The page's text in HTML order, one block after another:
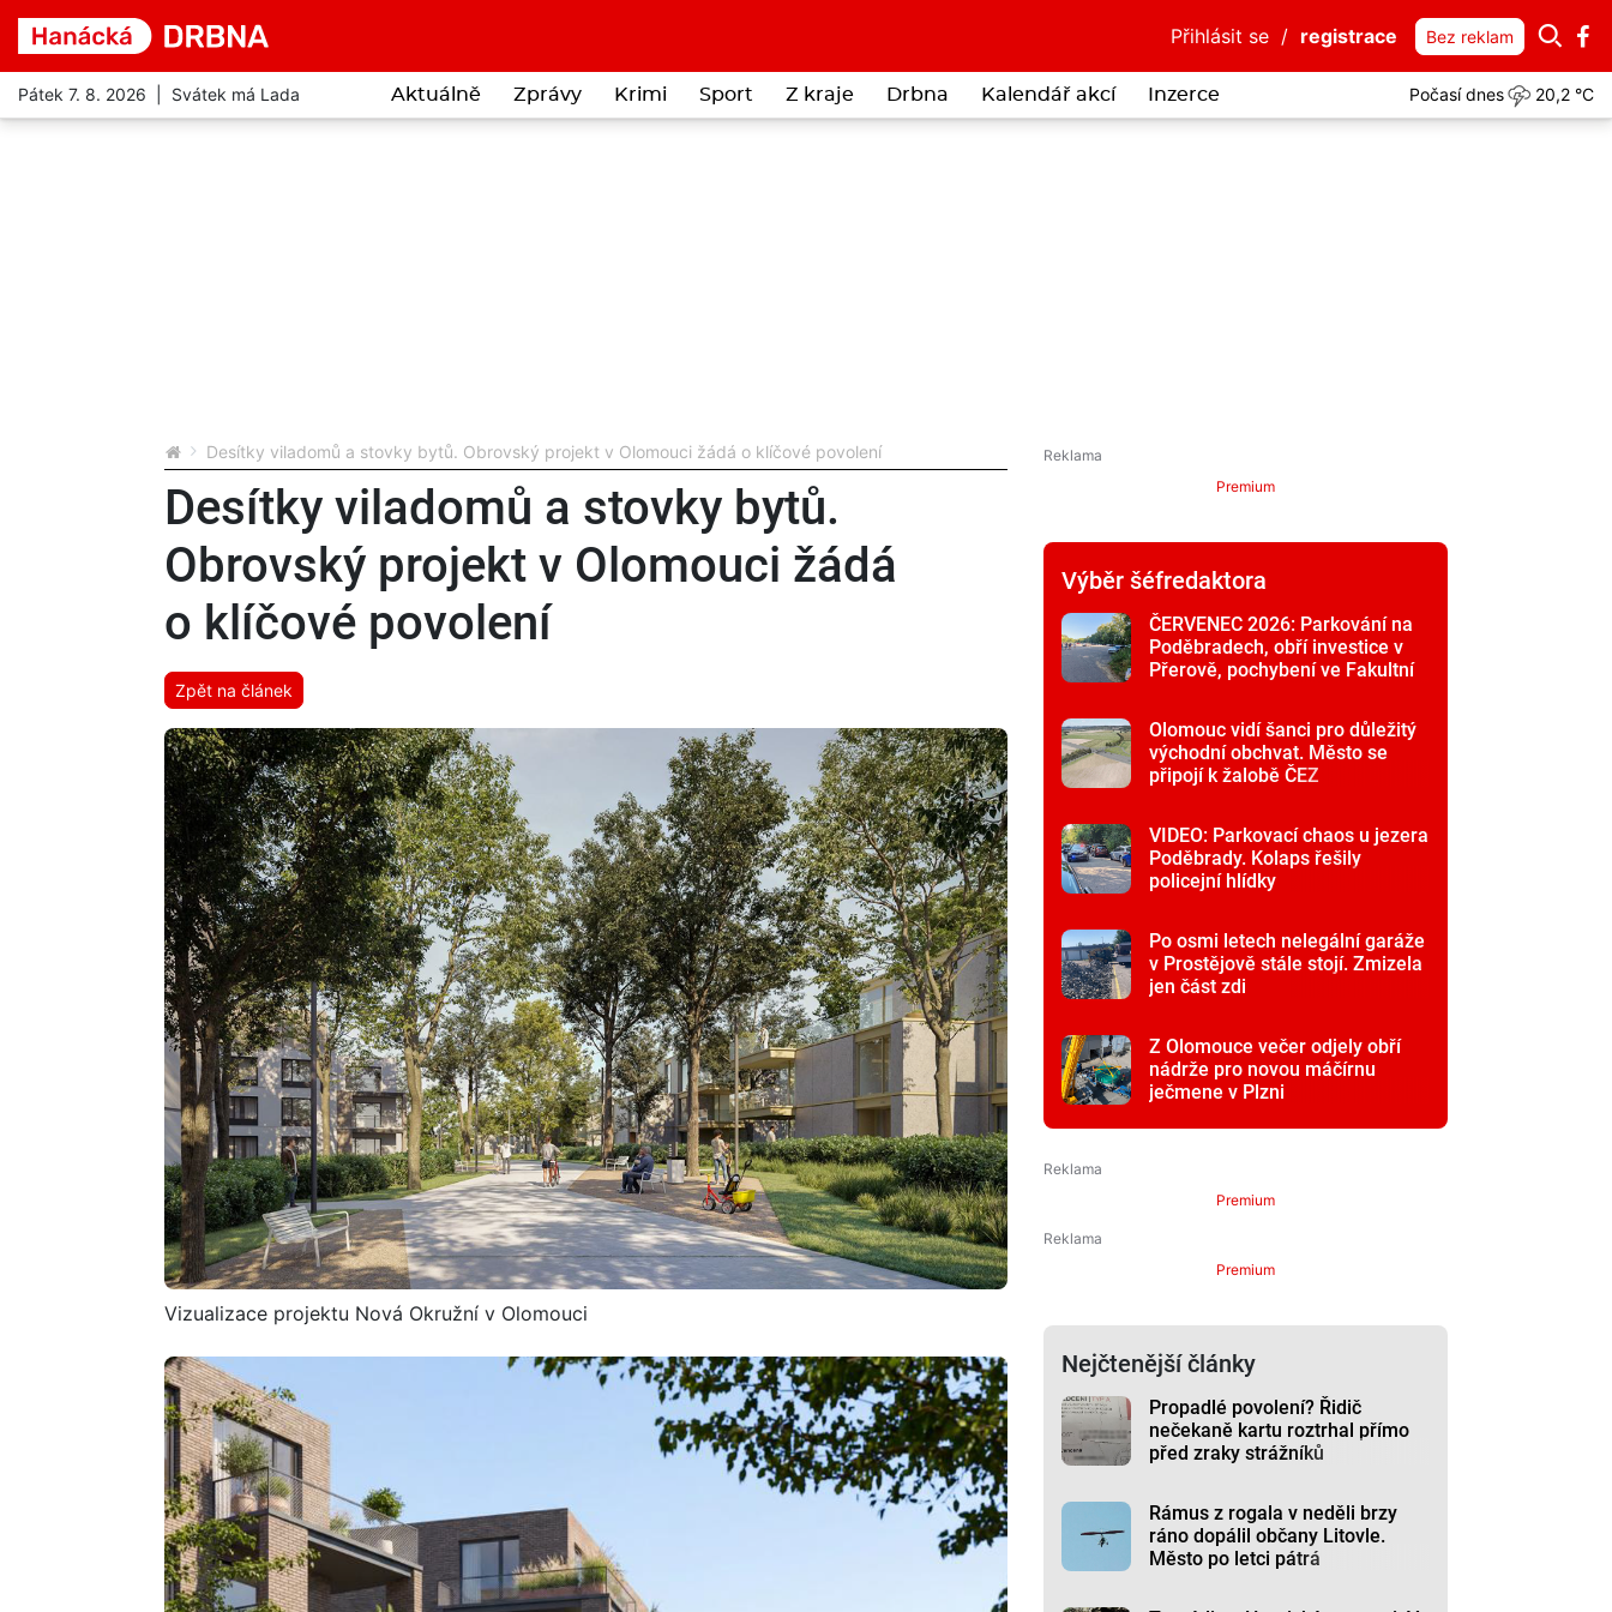
Přihlásit se / registrace Bez reklam
Pátek 7. 8. 2026 | Svátek má Lada Aktuálně Zprávy Krimi Sport Z kraje Drbna Kalendář akcí Inzerce Počasí dnes 20,2 °C
Desítky viladomů a stovky bytů. Obrovský projekt v Olomouci žádá o klíčové povolení
Desítky viladomů a stovky bytů.
Obrovský projekt v Olomouci žádá
o klíčové povolení
Zpět na článek
Vizualizace projektu Nová Okružní v Olomouci
Premium
Výběr šéfredaktora
ČERVENEC 2026: Parkování na
Poděbradech, obří investice v
Přerově, pochybení ve Fakultní
Olomouc vidí šanci pro důležitý
východní obchvat. Město se
připojí k žalobě ČEZ
VIDEO: Parkovací chaos u jezera
Poděbrady. Kolaps řešily
policejní hlídky
Po osmi letech nelegální garáže
v Prostějově stále stojí. Zmizela
jen část zdi
Z Olomouce večer odjely obří
nádrže pro novou máčírnu
ječmene v Plzni
Premium
Premium
Nejčtenější články
Propadlé povolení? Řidič
nečekaně kartu roztrhal přímo
před zraky strážníků
Rámus z rogala v neděli brzy
ráno dopálil občany Litovle.
Město po letci pátrá